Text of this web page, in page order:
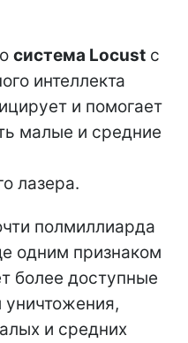
система Locust с
интеллекта
и помогает
малые и средние
лазера.
полмиллиарда
одним признаком
более доступные
и средних